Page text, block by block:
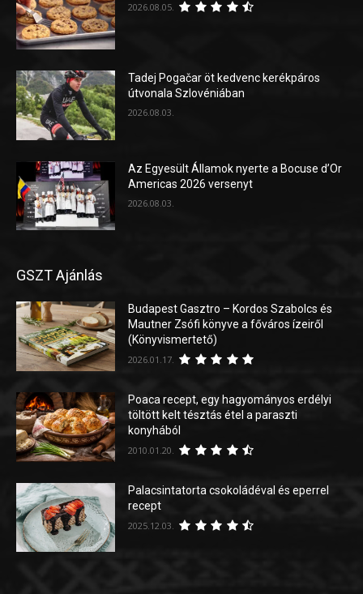
2026.08.05.
Tadej Pogačar öt kedvenc kerékpáros
útvonala Szlovéniában
2026.08.03.
Az Egyesült Államok nyerte a Bocuse d’Or
Americas 2026 versenyt
2026.08.03.
GSZT Ajánlás
Budapest Gasztro – Kordos Szabolcs és
Mautner Zsófi könyve a főváros ízeiről
(Könyvismertető)
2026.01.17.
Poaca recept, egy hagyományos erdélyi
töltött kelt tésztás étel a paraszti
konyhából
2010.01.20.
Palacsintatorta csokoládéval és eperrel
recept
2025.12.03.